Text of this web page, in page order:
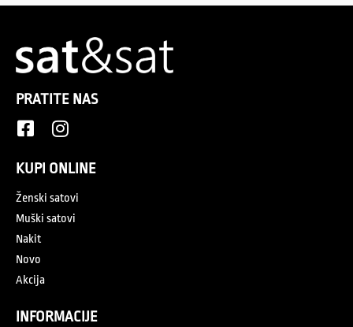
PRATITE NAS
KUPI ONLINE
Ženski satovi
Muški satovi
Nakit
Novo
Akcija
INFORMACIJE